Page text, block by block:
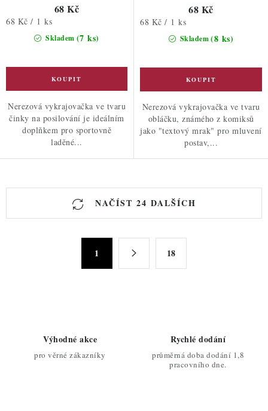
Skladem (7 ks)
68 Kč
Měrná
68 Kč / 1 ks
Nerezová vykrajovačka ve tvaru
činky na posilování je ideálním
doplňkem pro sportovně
laděné...
Skladem(8 ks)
68 Kč
Měrná
68 Kč / 1 ks
Nerezová vykrajovačka ve tvaru
obláčku, známého z komiksů
jako "textový mrak" pro mluvení
postav,...
O
l
NAČÍST 24 DALŠÍCH
1 18
Výhodné akce
pro věrné zákazníky
Rychlé dodání
průměrná doba dodání 1,8
pracovního dne.